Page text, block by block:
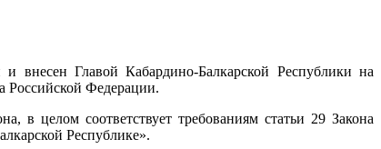
внесен Главой Кабардино-Балкарской Республики на
Российской Федерации.
в целом соответствует требованиям статьи 29 Закона
Республике».